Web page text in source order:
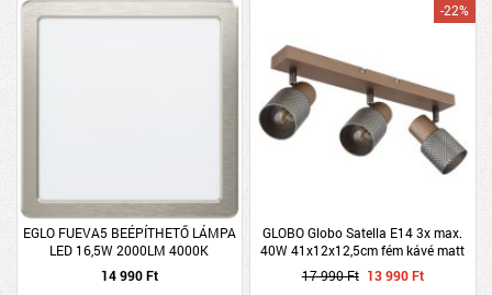
EGLO FUEVA5 BEÉPÍTHETŐ LÁMPA
LED 16,5W 2000LM 4000K
21,6X21,6CM MATTNIKKEL
14 990 Ft
GLOBO Globo Satella E14 3x max.
40W 41x12x12,5cm fém kávé matt
spotlámpa
-22%
17 990 Ft 13 990 Ft